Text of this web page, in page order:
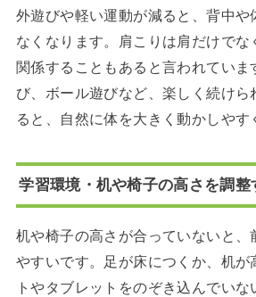
外遊びや軽い運動が減ると、背中や
なくなります。肩こりは肩だけでな
関係することもあると言われていま
び、ボール遊びなど、楽しく続け
ると、自然に体を大きく動かしやす
学習環境・机や椅子の高さを調整
机や椅子の高さが合っていないと、
やすいです。足が床につくか、机が
トやタブレットをのぞき込んでいな